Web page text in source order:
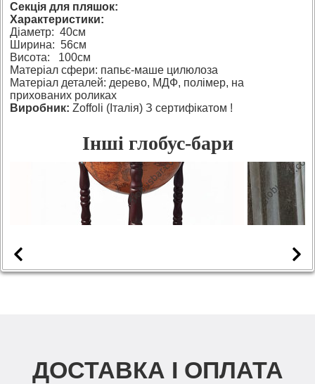
Секція для пляшок:
Характеристики:
Діаметр: 40см
Ширина: 56см
Висота: 100см
Матеріал сфери: папьє-маше цилюлоза
Матеріал деталей: дерево, МДФ, полімер, на
прихованих роликах
Виробник: Zoffoli (Італія) З сертифікатом !
Інші глобус-бари
ДОСТАВКА І ОПЛАТА